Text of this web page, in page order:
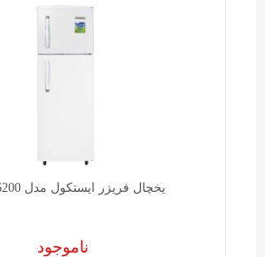
یخچال فریزر ايستکول مدل TM-196200
ناموجود